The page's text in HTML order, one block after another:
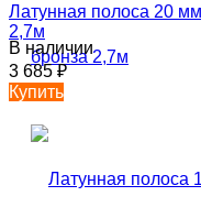
Латунная полоса 20
2,7м
В наличии
3 685₽
Купить